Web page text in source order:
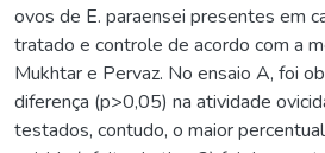
ovos de E. paraensei presentes em
tratado e controle de acordo com a
Mukhtar e Pervaz. No ensaio A, foi
diferença (p>0,05) na atividade
testados, contudo, o maior